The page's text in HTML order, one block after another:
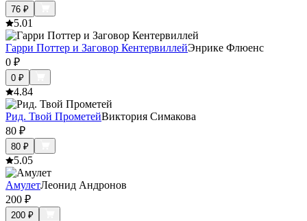
76 ₽
5.01
Гарри Поттер и Заговор КентервиллейЭнрике Флюенс
0 ₽
0 ₽
4.84
Рид. Твой ПрометейВиктория Симакова
80 ₽
80 ₽
5.05
АмулетЛеонид Андронов
200 ₽
200 ₽